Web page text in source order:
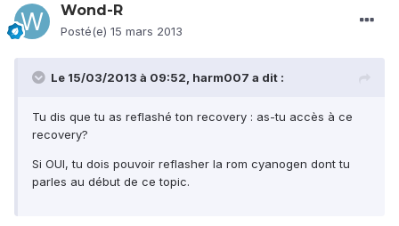
Wond-R
Posté(e) 15 mars 2013
Le 15/03/2013 à 09:52, harm007 a dit :
Tu dis que tu as reflashé ton recovery : as-tu accès à ce
recovery?
Si OUI, tu dois pouvoir reflasher la rom cyanogen dont tu
parles au début de ce topic.